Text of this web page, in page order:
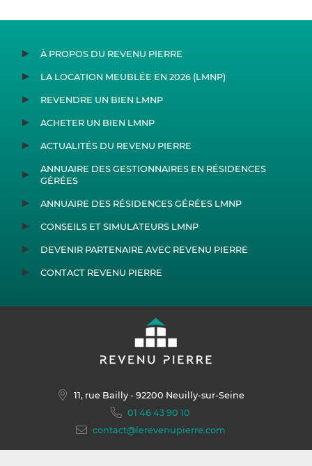
À PROPOS DU REVENU PIERRE
LA LOCATION MEUBLÉE EN 2026 (LMNP)
REVENDRE UN BIEN LMNP
ACHETER UN BIEN LMNP
ACTUALITÉS DU REVENU PIERRE
ANNUAIRE DES GESTIONNAIRES EN RÉSIDENCES
GÉRÉES
ANNUAIRE DES RÉSIDENCES GÉRÉES LMNP
CONSEILS ET SIMULATEURS LMNP
DEVENIR PARTENAIRE AVEC REVENU PIERRE
CONTACT REVENU PIERRE
11, rue Bailly- 92200 Neuilly-sur-Seine
01 46 43 90 10
contact@lerevenupierre.com